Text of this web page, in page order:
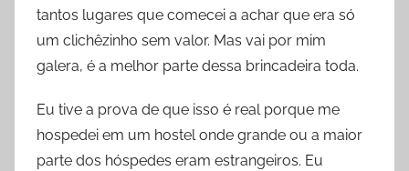
tantos lugares que comecei a achar que era só
um clichêzinho sem valor. Mas vai por mim
galera, é a melhor parte dessa brincadeira toda.
Eu tive a prova de que isso é real porque me
hospedei em um hostel onde grande ou a maior
parte dos hóspedes eram estrangeiros. Eu